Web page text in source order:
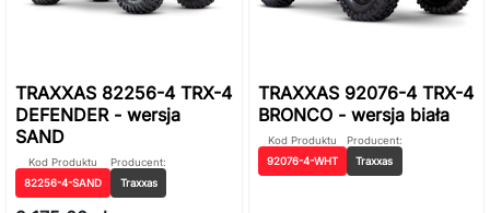
TRAXXAS 82256-4 TRX-4
DEFENDER - wersja
SAND
Kod Produktu
82256-4-SAND
Producent:
Traxxas
TRAXXAS 92076-4 TRX-4
BRONCO - wersja biała
Kod Produktu
92076-4-WHT
Producent:
Traxxas